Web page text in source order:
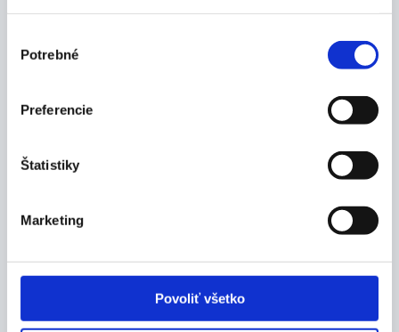
súhlasu
Potrebné
Preferencie
Štatistiky
Marketing
Povoliť všetko
využitie: predchádzanie, odstránenie alebo
osteochondróze, zvýšenie odolnosti proti
svalovej únave, odstránenie pocitu bolesti pri
zvýšenie ohybnosti v kĺboch, odstránenie kŕčov v
výrobca: IPLIKATOR s.r.o., Módna tvorba V.D.
Barčianska 68, 040 17 Košice Slovakia,
Rozmery:
Balenie: